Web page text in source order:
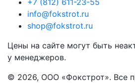
+7 (812) 611-23-55
info@fokstrot.ru
shop@fokstrot.ru
Цены на сайте могут быть
у менеджеров.
© 2026, ООО «Фокстрот». Все